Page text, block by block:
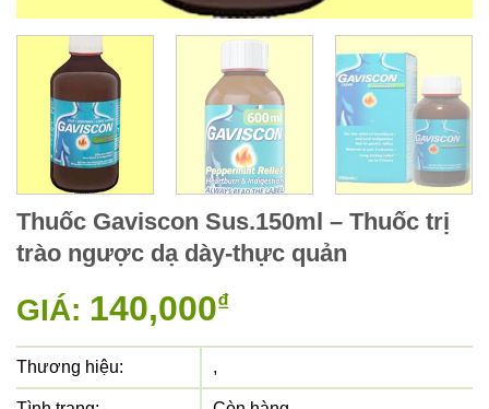
Thuốc Gaviscon Sus.150ml – Thuốc trị
trào ngược dạ dày-thực quản
GIÁ: 140,000₫
Thương hiệu: ,